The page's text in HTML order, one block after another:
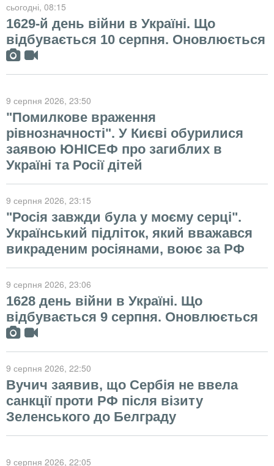
сьогодні, 08:15
1629-й день війни в Україні. Що
відбувається 10 серпня. Оновлюється
9 серпня 2026, 23:50
"Помилкове враження
рівнозначності". У Києві обурилися
заявою ЮНІСЕФ про загиблих в
Україні та Росії дітей
9 серпня 2026, 23:15
"Росія завжди була у моєму серці".
Український підліток, який вважався
викраденим росіянами, воює за РФ
9 серпня 2026, 23:06
1628 день війни в Україні. Що
відбувається 9 серпня. Оновлюється
9 серпня 2026, 22:50
Вучич заявив, що Сербія не ввела
санкції проти РФ після візиту
Зеленського до Белграду
9 серпня 2026, 22:05